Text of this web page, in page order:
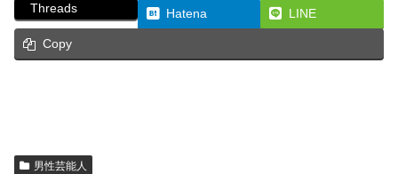
Threads
Hatena LINE
Copy
男性芸能人